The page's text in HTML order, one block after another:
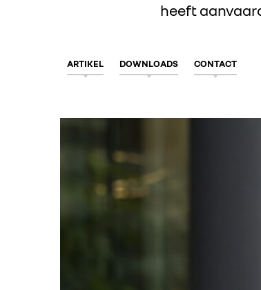
heeft
ARTIKEL DOWNLOADS CONTACT